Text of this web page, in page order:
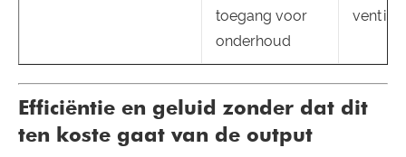
toegang voor
onderhoud
Efficiëntie en geluid zonder dat dit
ten koste gaat van de output